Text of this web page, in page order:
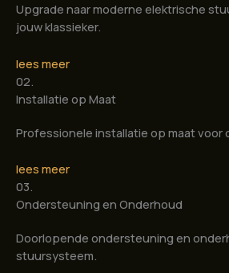
Upgrade naar moderne elektrische
jouw klassieker.
lees meer
02.
Installatie op Maat
Professionele installatie op maat voor
lees meer
03.
Ondersteuning en Onderhoud
Doorlopende ondersteuning en
stuursysteem.